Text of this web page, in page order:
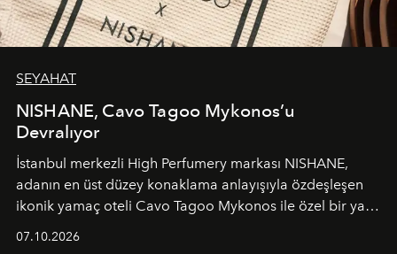
SEYAHAT
NISHANE, Cavo Tagoo Mykonos’u
Devralıyor
İstanbul merkezli High Perfumery markası NISHANE,
adanın en üst düzey konaklama anlayışıyla özdeşleşen
ikonik yamaç oteli Cavo Tagoo Mykonos ile özel bir yaz
07.10.2026